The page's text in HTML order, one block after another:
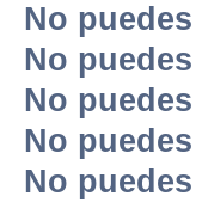
No puedes
No puedes
No puedes
No puedes
No puedes